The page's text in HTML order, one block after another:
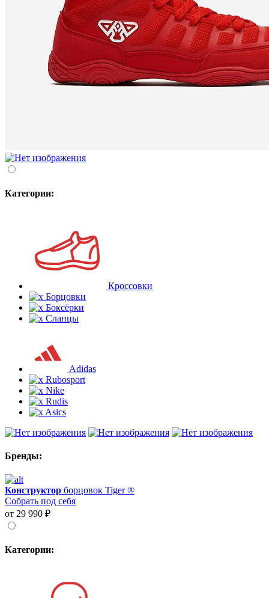
Категории:
Кроссовки
Борцовки
Боксёрки
Сланцы
Adidas
Rubosport
Nike
Rudis
Asics
Бренды:
Конструктор борцовок Tiger ®
Собрать под себя
от 29 990 ₽
Категории: